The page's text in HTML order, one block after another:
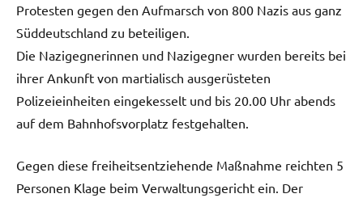
Protesten gegen den Aufmarsch von 800 Nazis aus ganz
Süddeutschland zu beteiligen.
Die Nazigegnerinnen und Nazigegner wurden bereits bei
ihrer Ankunft von martialisch ausgerüsteten
Polizeieinheiten eingekesselt und bis 20.00 Uhr abends
auf dem Bahnhofsvorplatz festgehalten.
Gegen diese freiheitsentziehende Maßnahme reichten 5
Personen Klage beim Verwaltungsgericht ein. Der